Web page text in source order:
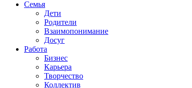
Семья
Дети
Родители
Взаимопонимание
Досуг
Работа
Бизнес
Карьера
Творчество
Коллектив